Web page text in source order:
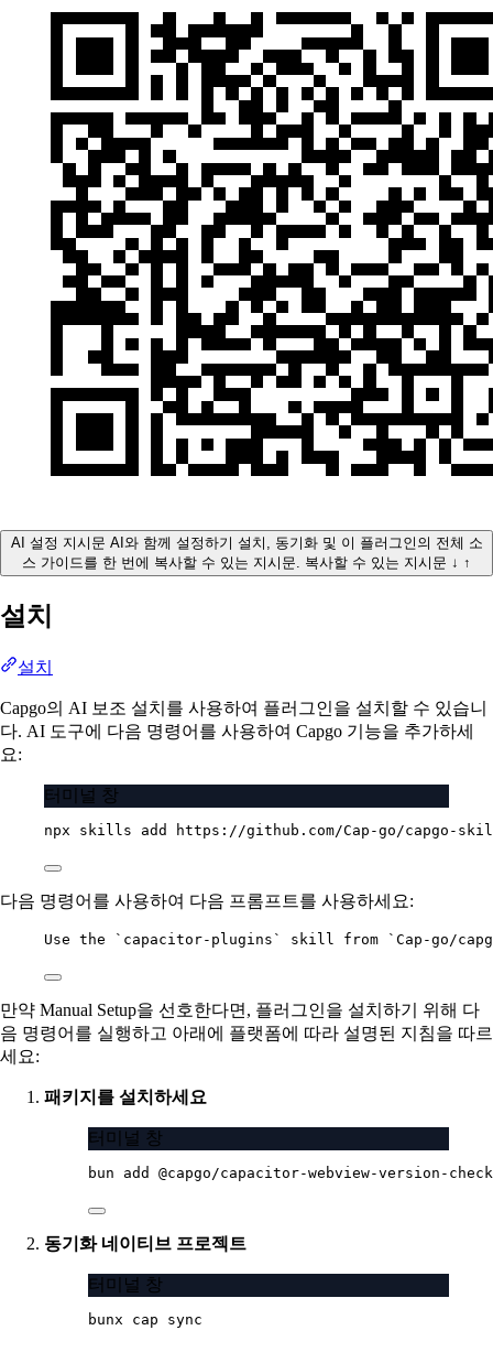
AI 설정 지시문 AI와 함께 설정하기 설치, 동기화 및 이 플러그인의 전체 소
스 가이드를 한 번에 복사할 수 있는 지시문. 복사할 수 있는 지시문 ↓ ↑
설치
설치
Capgo의 AI 보조 설치를 사용하여 플러그인을 설치할 수 있습니
다. AI 도구에 다음 명령어를 사용하여 Capgo 기능을 추가하세
요:
터미널 창
npx skills add https://github.com/Cap-go/capgo-
다음 명령어를 사용하여 다음 프롬프트를 사용하세요:
Use the `capacitor-plugins` skill from `Cap-go/
만약 Manual Setup을 선호한다면, 플러그인을 설치하기 위해 다
음 명령어를 실행하고 아래에 플랫폼에 따라 설명된 지침을 따르
세요:
패키지를 설치하세요
터미널 창
bun add @capgo/capacitor-webview-version-
동기화 네이티브 프로젝트
터미널 창
bunx cap sync